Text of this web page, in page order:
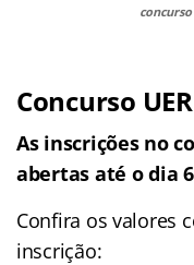
concurso
Concurso
As inscrições no
abertas até o dia
Confira os valores
inscrição: